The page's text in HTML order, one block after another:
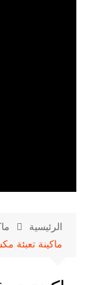
الرئيسية
ماكينة تعبئة